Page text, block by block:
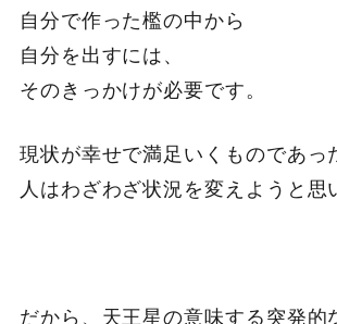
自分で作った檻の中から
自分を出すには、
そのきっかけが必要です。
現状が幸せで満足いくものであっ
人はわざわざ状況を変えようと思
だから、天王星の意味する突発的